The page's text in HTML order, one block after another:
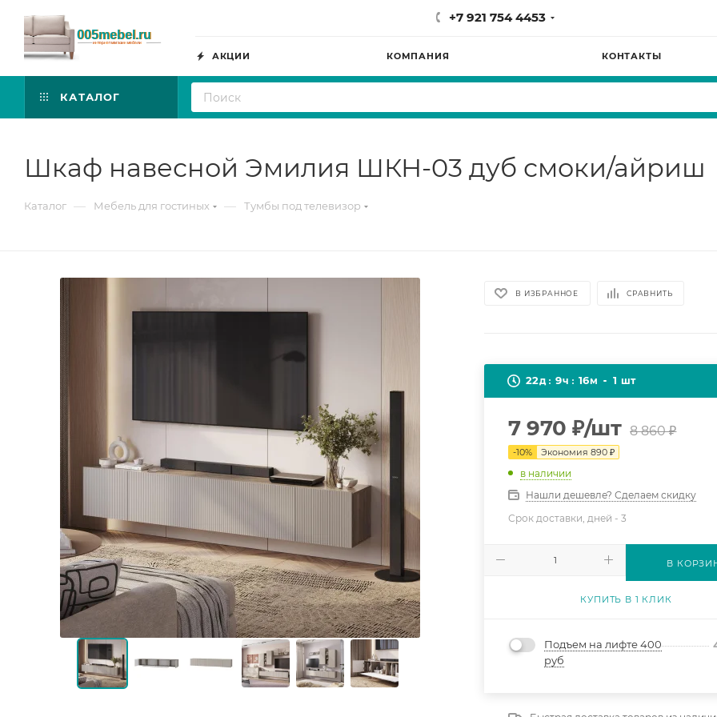
+7 921 754 4453
АКЦИИ КОМПАНИЯ КОНТАКТЫ
КАТАЛОГ
Шкаф навесной Эмилия ШКН-03 дуб смоки/айриш
Каталог — Мебель для гостиных — Тумбы под телевизор
В ИЗБРАННОЕ СРАВНИТЬ
22д 9ч 16м 1 шт
7 970 ₽/шт 8 860₽
-10% Экономия890 ₽
в наличии
Нашли дешевле? Сделаем скидку
Срок доставки, дней -3
В
КУПИТЬ В 1 КЛИК
Подъем на лифте 400
руб